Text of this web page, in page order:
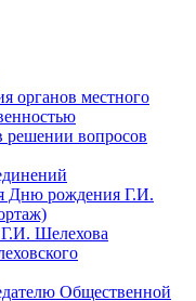
органов местного
решении вопросов
Дню рождения Г.И.
Шелехова
Общественной